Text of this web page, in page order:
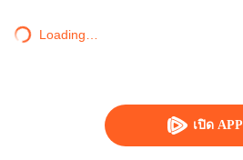
เปิด APP
Loading…